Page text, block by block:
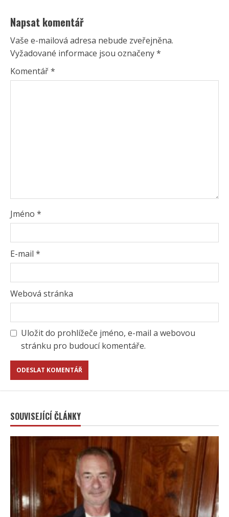
Napsat komentář
Vaše e-mailová adresa nebude zveřejněna.
Vyžadované informace jsou označeny*
Komentář*
Jméno *
E-mail *
Webová stránka
Uložit do prohlížeče jméno, e-mail a webovou
stránku pro budoucí komentáře.
SOUVISEJÍCÍ ČLÁNKY